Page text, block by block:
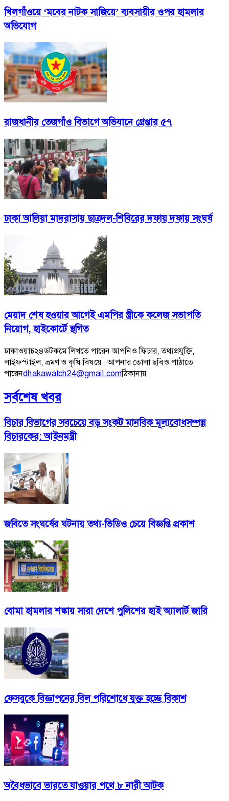
খিলগাঁওয়ে ‘মবের নাটক সাজিয়ে’ ব্যবসায়ীর ওপর হামলার
অভিযোগ
রাজধানীর তেজগাঁও বিভাগে অভিযানে গ্রেপ্তার ৫৭
ঢাকা আলিয়া মাদরাসায় ছাত্রদল-শিবিরের দফায় দফায় সংঘর্ষ
মেয়াদ শেষ হওয়ার আগেই এমপির স্ত্রীকে কলেজ সভাপতি
নিয়োগ, হাইকোর্টে স্থগিত
ঢাকাওয়াচ২৪ডটকমে লিখতে পারেন আপনিও ফিচার, তথ্যপ্রযুক্তি,
লাইফস্টাইল, ভ্রমণ ও কৃষি বিষয়ে। আপনার তোলা ছবিও পাঠাতে
পারেনdhakawatch24@gmail.comঠিকানায়।
সর্বশেষ খবর
বিচার বিভাগের সবচেয়ে বড় সংকট মানবিক মূল্যবোধসম্পন্ন
বিচারকের: আইনমন্ত্রী
জবিতে সংঘর্ষের ঘটনায় তথ্য-ভিডিও চেয়ে বিজ্ঞপ্তি প্রকাশ
বোমা হামলার শঙ্কায় সারা দেশে পুলিশের হাই অ্যালার্ট জারি
ফেসবুকে বিজ্ঞাপনের বিল পরিশোধে যুক্ত হচ্ছে বিকাশ
অবৈধভাবে ভারতে যাওয়ার পথে ৮ নারী আটক